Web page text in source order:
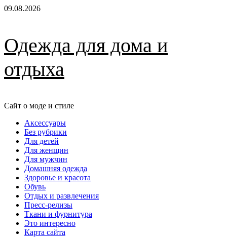
Перейти
09.08.2026
Одежда для дома и
отдыха
Сайт о моде и стиле
Основное
меню
Аксессуары
Без рубрики
Для детей
Для женщин
Для мужчин
Домашняя одежда
Здоровье и красота
Обувь
Отдых и развлечения
Пресс-релизы
Ткани и фурнитура
Это интересно
Карта сайта